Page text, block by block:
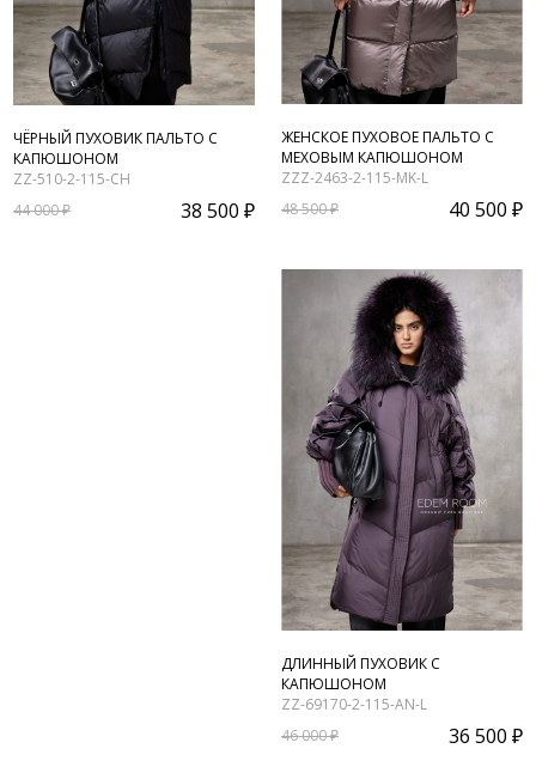
ЧЁРНЫЙ ПУХОВИК ПАЛЬТО С
КАПЮШОНОМ
ZZ-510-2-115-CH
44 000 ₽
38 500 ₽
ЖЕНСКОЕ ПУХОВОЕ ПАЛЬТО С
МЕХОВЫМ КАПЮШОНОМ
ZZZ-2463-2-115-MK-L
48 500 ₽
40 500 ₽
ДЛИННЫЙ ПУХОВИК С
КАПЮШОНОМ
ZZ-69170-2-115-AN-L
46 000 ₽
36 500 ₽